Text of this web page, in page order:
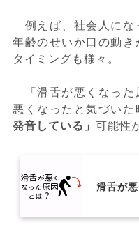
例えば、社会人にな
年齢のせいか口の動き
タイミングも様々。
「滑舌が悪くなった
悪くなったと気づいた
発音している」 可能性
滑舌が